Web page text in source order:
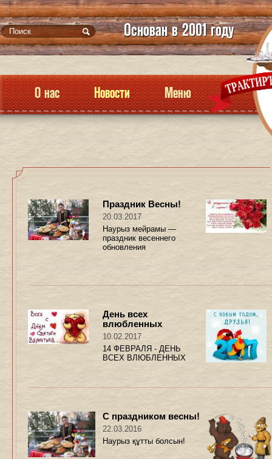
Основан в 2001 году
О нас Новости Меню
Праздник Весны!
20.03.2017
Наурыз мейрамы —
праздник весеннего
обновления
День всех
влюбленных
10.02.2017
14 ФЕВРАЛЯ - ДЕНЬ
ВСЕХ ВЛЮБЛЕННЫХ
С праздником весны!
22.03.2016
Наурыз құтты болсын!